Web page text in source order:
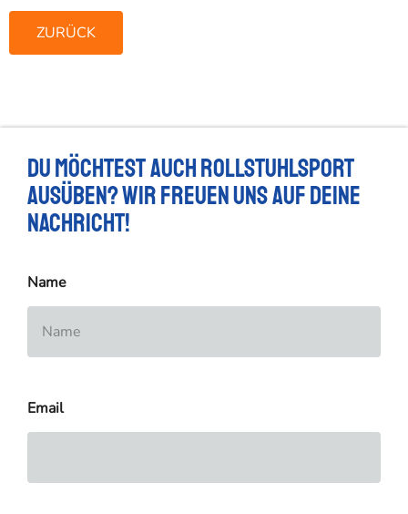
ZURÜCK
Du möchtest auch Rollstuhlsport
ausüben? Wir freuen uns auf deine
Nachricht!
Name
Email